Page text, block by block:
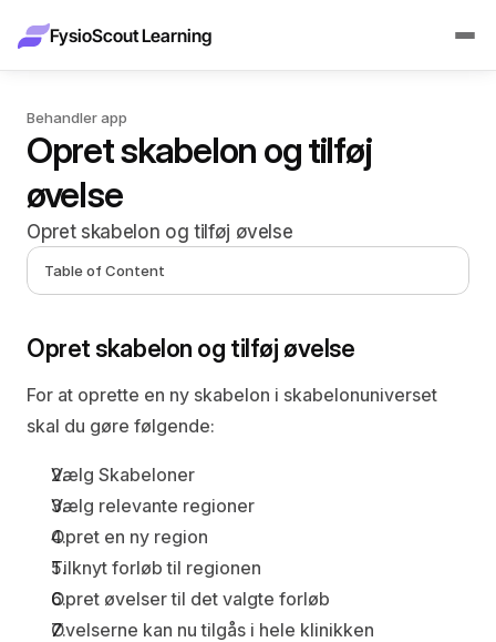
FysioScout Learning
Behandler app
Table of Content
Opret skabelon og tilføj
øvelse
Opret skabelon og tilføj øvelse
Opret skabelon og tilføj øvelse
For at oprette en ny skabelon i skabelonuniverset
skal du gøre følgende:
Vælg Skabeloner
Vælg relevante regioner
Opret en ny region
Tilknyt forløb til regionen
Opret øvelser til det valgte forløb
Øvelserne kan nu tilgås i hele klinikken